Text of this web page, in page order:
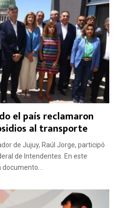
el país reclamaron
al transporte
de Jujuy, Raúl Jorge, participó
de Intendentes. En este